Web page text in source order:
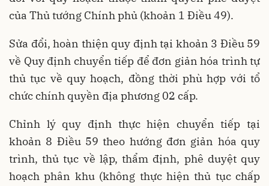
của Thủ tướng Chính phủ (khoản 1 Điều 49).
Sửa đổi, hoàn thiện quy định tại khoản 3 Điều 59
về Quy định chuyển tiếp để đơn giản hóa trình tự
thủ tục về quy hoạch, đồng thời phù hợp với tổ
chức chính quyền địa phương 02 cấp.
Chỉnh lý quy định thực hiện chuyển tiếp tại
khoản 8 Điều 59 theo hướng đơn giản hóa quy
trình, thủ tục về lập, thẩm định, phê duyệt quy
hoạch phân khu (không thực hiện thủ tục chấp